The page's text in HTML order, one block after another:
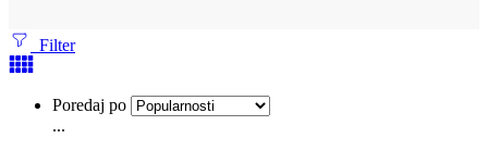
Filter
Poredaj po
...